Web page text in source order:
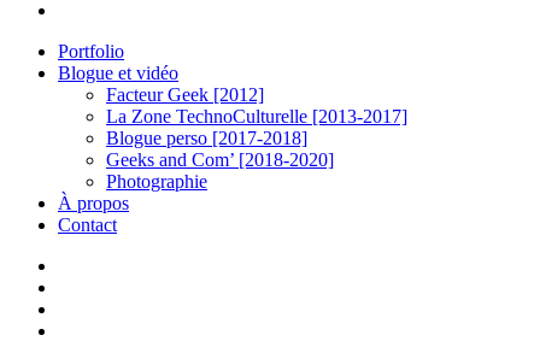
Portfolio
Blogue et vidéo
Facteur Geek [2012]
La Zone TechnoCulturelle [2013-2017]
Blogue perso [2017-2018]
Geeks and Com’ [2018-2020]
Photographie
À propos
Contact